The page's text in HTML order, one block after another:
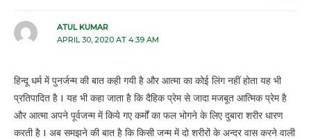
ATUL KUMAR
APRIL 30, 2020 AT 4:39 AM
हिन्दू धर्म में पुनर्जन्म की बात कही गयी है और आत्मा का कोई लिंग नहीं होता यह भी
प्रतिपादित है I यह भी कहा जाता है कि दैहिक प्रेम से जादा मजबूत आत्मिक प्रेम है
और आत्मा अपने पूर्वजन्म में किये गए कर्मों का फल भोगने के लिए दुबारा शरीर धारण
करती है I अब समझने की बात है कि किसी जन्म में दो शरीरों के अन्दर वास करने वाली